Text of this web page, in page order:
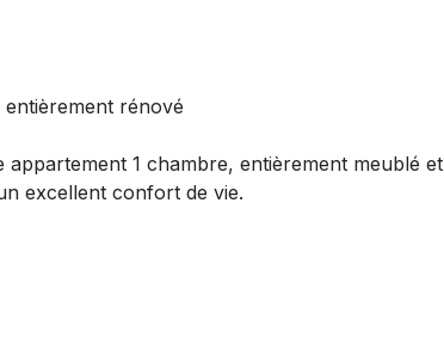
entièrement rénové
1 chambre, entièrement meublé et
excellent confort de vie.